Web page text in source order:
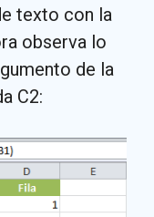
texto con la
observa lo
de la
C2: